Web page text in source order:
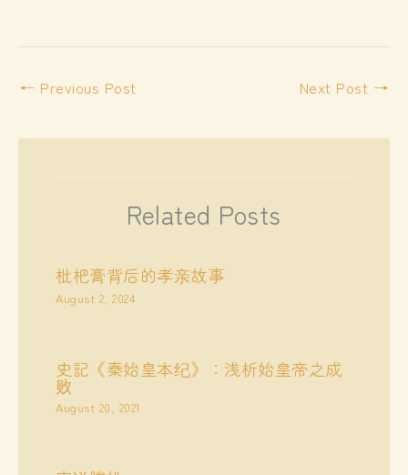
← Previous Post Next Post →
Related Posts
枇杷膏背后的孝亲故事
August 2, 2024
史記《秦始皇本纪》：浅析始皇帝之成
败
August 20, 2021